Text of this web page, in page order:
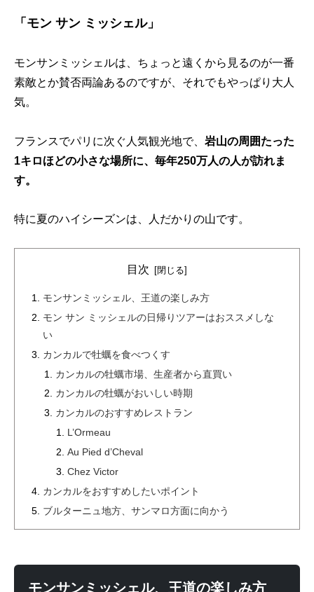
「モン サン ミッシェル」
モンサンミッシェルは、ちょっと遠くから見るのが一番
素敵とか賛否両論あるのですが、それでもやっぱり大人
気。
フランスでパリに次ぐ人気観光地で、 岩山の周囲たった
1キロほどの小さな場所に、毎年250万人の人が訪れま
す。
特に夏のハイシーズンは、人だかりの山です。
目次
モンサンミッシェル、王道の楽しみ方
モン サン ミッシェルの日帰りツアーはおススメしな
い
カンカルで牡蠣を食べつくす
カンカルの牡蠣市場、生産者から直買い
カンカルの牡蠣がおいしい時期
カンカルのおすすめレストラン
L’Ormeau
Au Pied d’Cheval
Chez Victor
カンカルをおすすめしたいポイント
ブルターニュ地方、サンマロ方面に向かう
モンサンミッシェル、王道の楽しみ方